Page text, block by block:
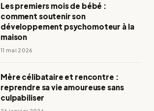
Les premiers mois de bébé :
comment soutenir son
développement psychomoteur à la
maison
11 mai 2026
Mère célibataire et rencontre :
reprendre sa vie amoureuse sans
culpabiliser